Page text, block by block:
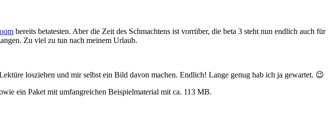
bereits betatesten. Aber die Zeit des Schmachtens ist vorrüber, die beta 3 steht nun endlich auch für
Zu viel zu tun nach meinem Urlaub.
losziehen und mir selbst ein Bild davon machen. Endlich! Lange genug hab ich ja gewartet. 😉
ein Paket mit umfangreichen Beispielmaterial mit ca. 113 MB.